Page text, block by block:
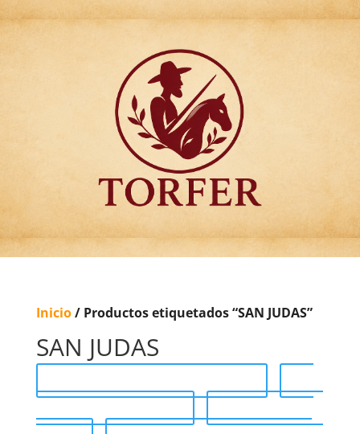
Articulos para
Regalo Torfer.
Inicio/ Productos etiquetados “SAN JUDAS”
SAN JUDAS